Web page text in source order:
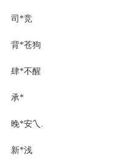
司*竞
背*苍狗
肆*不醒
承*
晚*安乀.
新*浅